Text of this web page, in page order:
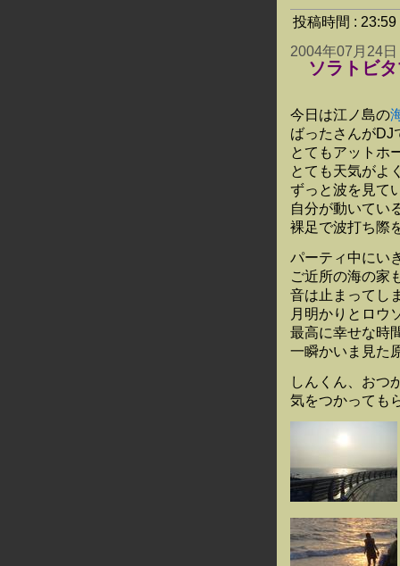
投稿時間 :
2004年07月24日
ソラトビ
今日は江ノ島の
ばったさんがDJ
とてもアットホ
とても天気がよ
ずっと波を見て
自分が動いてい
裸足で波打ち際
パーティ中にい
ご近所の海の家
音は止まってし
月明かりとロウ
最高に幸せな時
一瞬かいま見た
しんくん、おつ
気をつかっても